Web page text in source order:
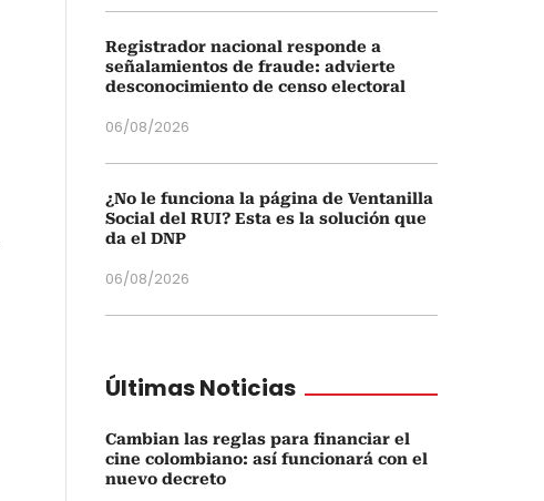
Registrador nacional responde a
señalamientos de fraude: advierte
desconocimiento de censo electoral
06/08/2026
¿No le funciona la página de Ventanilla
Social del RUI? Esta es la solución que
da el DNP
06/08/2026
Últimas Noticias
Cambian las reglas para financiar el
cine colombiano: así funcionará con el
nuevo decreto